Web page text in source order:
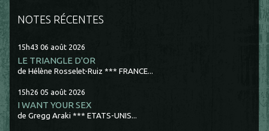
NOTES RÉCENTES
15h43 06 août 2026
LE TRIANGLE D'OR
de Hélène Rosselet-Ruiz *** FRANCE...
15h26 05 août 2026
I WANT YOUR SEX
de Gregg Araki *** ETATS-UNIS...